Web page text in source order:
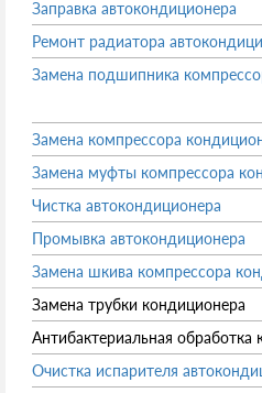
Заправка автокондиционера
Ремонт радиатора
Замена подшипника
Замена компрессора
Замена муфты компрессора
Чистка автокондиционера
Промывка автокондиционера
Замена шкива компрессора
Замена трубки кондиционера
Антибактериальная обработка
Очистка испарителя